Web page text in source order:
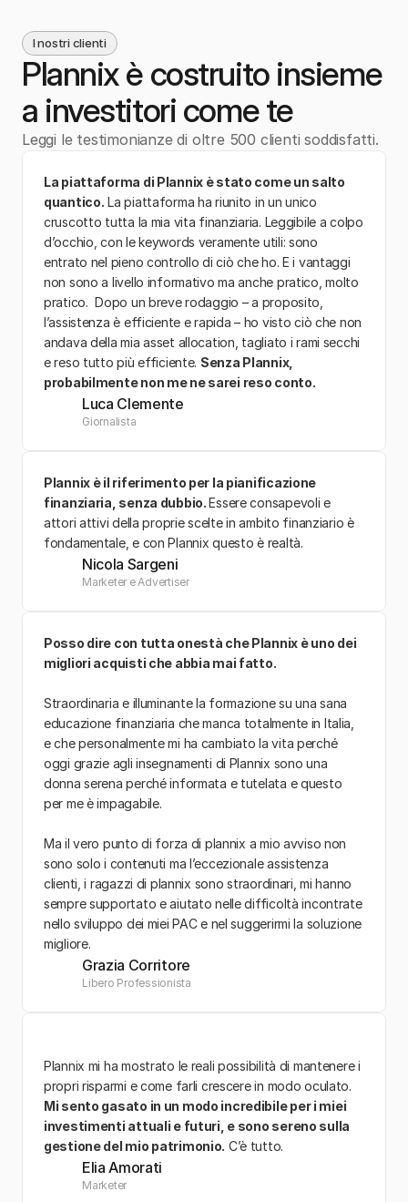
I nostri clienti
Plannix è costruito insieme
a investitori come te
Leggi le testimonianze di oltre 500 clienti soddisfatti.
Plannix è il riferimento per la pianificazione
finanziaria, senza dubbio. Essere consapevoli e
attori attivi della proprie scelte in ambito finanziario è
fondamentale, e con Plannix questo è realtà.
Nicola Sargeni
Marketer e Advertiser
Plannix mi ha mostrato le reali possibilità di mantenere i
Mi sento gasato in un modo incredibile per i miei
investimenti attuali e futuri, e sono sereno sulla
gestione del mio patrimonio. C’è tutto.
Elia Amorati
Marketer
La piattaforma di Plannix è stato come un salto
quantico. La piattaforma ha riunito in un unico
cruscotto tutta la mia vita finanziaria. Leggibile a colpo
d’occhio, con le keywords veramente utili: sono
entrato nel pieno controllo di ciò che ho. E i vantaggi
non sono a livello informativo ma anche pratico, molto
pratico.  Dopo un breve rodaggio – a proposito,
l’assistenza è efficiente e rapida – ho visto ciò che non
andava della mia asset allocation, tagliato i rami secchi
e reso tutto più efficiente. Senza Plannix,
probabilmente non me ne sarei reso conto.
Luca Clemente
Giornalista
Posso dire con tutta onestà che Plannix è uno dei
migliori acquisti che abbia mai fatto.
Straordinaria e illuminante la formazione su una sana
educazione finanziaria che manca totalmente in Italia,
e che personalmente mi ha cambiato la vita perché
oggi grazie agli insegnamenti di Plannix sono una
donna serena perché informata e tutelata e questo
per me è impagabile.
Ma il vero punto di forza di plannix a mio avviso non
sono solo i contenuti ma l’eccezionale assistenza
clienti, i ragazzi di plannix sono straordinari, mi hanno
sempre supportato e aiutato nelle difficoltà incontrate
nello sviluppo dei miei PAC e nel suggerirmi la soluzione
migliore.
Grazia Corritore
Libero Professionista